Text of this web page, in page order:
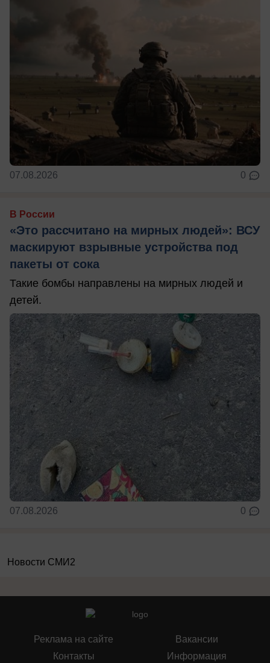
07.08.2026 0
В России
«Это рассчитано на мирных людей»: ВСУ
маскируют взрывные устройства под
пакеты от сока
Такие бомбы направлены на мирных людей и
детей.
07.08.2026 0
Новости СМИ2
Реклама на сайте
Контакты
Вакансии
Информация